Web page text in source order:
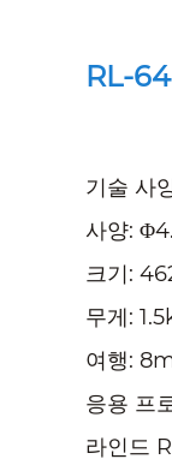
RL-
기술 사
사양:
크기:
무게:
여행:
응용 프
라인드